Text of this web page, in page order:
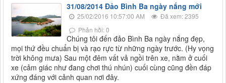
31/08/2014 Đảo Bình Ba ngày nắng mới
25/02/2016 10:57:00 AM
Đã xem: 2395
Phản hồi: 0
Chúng tôi đến đảo Bình Ba ngày nắng đẹp,
mọi thứ đều chuẩn bị và rạo rực từ những ngày trước. (Hy vọng
trời không mưa) Sau một đêm vất vả ngồi trên xe, nằm ở cuối
xe (cảm giác như đang chơi thú nhún) cuối cùng cũng đền đáp
xứng đáng với cảnh quan nơi đây.